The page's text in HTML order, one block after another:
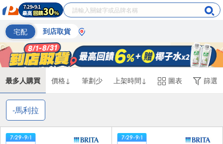
宅配 到店取貨
最多人購買 價格↓ 筆劃少 上架時間↓ 圖表 篩選
-馬利拉